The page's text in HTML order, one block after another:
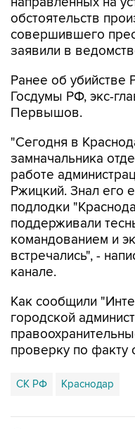
обстоятельств
совершившего
заявили в
Ранее об убийстве
Госдумы РФ, экс-
Первышов.
"Сегодня в
замначальника
работе
Ржицкий. Знал его
подлодки
поддерживали
командованием и
встречались", -
канале.
Как сообщили
городской
проверку по факту
СК РФ Краснодар